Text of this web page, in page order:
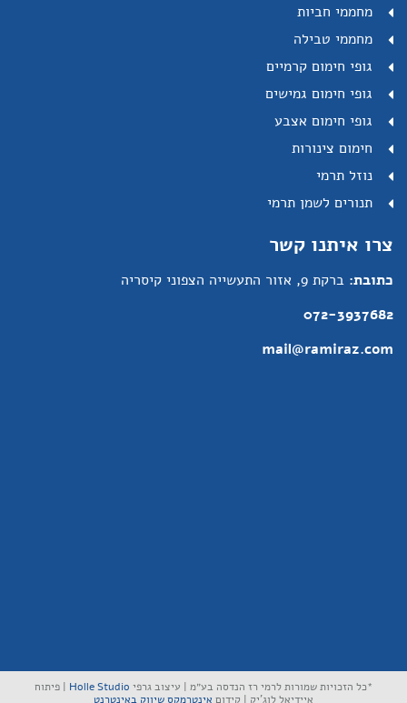
מחממי חביות
מחממי טבילה
גופי חימום קרמיים
גופי חימום גמישים
גופי חימום אצבע
חימום צינורות
נוזל תרמי
תנורים לשמן תרמי
צרו איתנו קשר
כתובת: ברקת 9, אזור התעשייה הצפוני קיסריה
072-3937682
mail@ramiraz.com
*כל הזכויות שמורות לרמי רז הנדסה בע״מ | עיצוב גרפי Holle Studio | פיתוח
איידיאל לוג'יק | קידום אינטרמקס שיווק באינטרנט